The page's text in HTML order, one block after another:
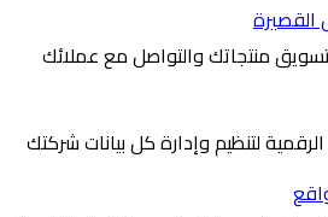
القصيرة
منتجاتك والتواصل مع عملائك
لتنظيم وإدارة كل بيانات شركتك